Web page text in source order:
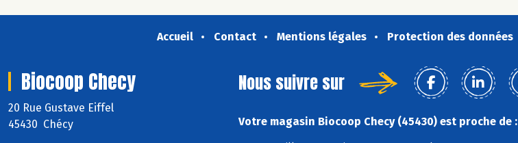
Accueil Contact Mentions légales Protection des données
Biocoop Checy
20 Rue Gustave Eiffel
45430 Chécy
Nous suivre sur
Votre magasin Biocoop Checy (45430) est proche de :